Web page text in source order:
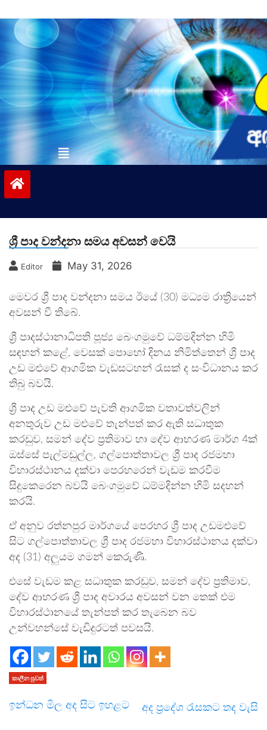
to
contentvinivida.lk
ශ්‍රී පාද වන්දනා සමය අවසන් වෙයි
Editor May 31, 2026
මෙවර ශ්‍රී පාද වන්දනා සමය ඊයේ (30) මධ්‍යම රාත්‍රියෙන්
අවසන් වී තිබේ.
ශ්‍රී පාදස්ථානාධිපති පූජ්‍ය බෙංගමුවේ ධම්මදින්න හිමි
සඳහන් කළේ, වෙසක් පොහෝ දිනය නිමිත්තෙන් ශ්‍රී පාද
උඩ මළුවේ ආගමික වැඩසටහන් රැසක් ද සංවිධානය කර
තිබු බවයි.
ශ්‍රී පාද උඩ මළුවේ පැවති ආගමික වතාවත්වලින්
අනතුරුව උඩ මළුවේ තැන්පත් කර ඇති සධාතුක
කරඩුව, සමන් දේව ප්‍රතිමාව හා දේව ආභරණ මාර්ග 4ක්
ඔස්සේ පැල්මඩුල්ල, ගල්පොත්තාවල ශ්‍රී පාද රජමහා
විහාරස්ථානය දක්වා පෙරහරෙන් වැඩම කරවීම
සිදුකෙරෙන බවයි බෙංගමුවේ ධම්මදින්න හිමි සදහන්
කරයි.
ඒ අනුව රත්නපුර මාර්ගයේ පෙරහර ශ්‍රී පාද උඩමළුවේ
සිට ගල්පොත්තාවල ශ්‍රී පාද රජමහා විහාරස්ථානය දක්වා
අද (31) අලුයම ගමන් කෙරුණි.
එසේ වැඩම කළ සධාතුක කරඩුව, සමන් දේව ප්‍රතිමාව,
දේව ආභරණ ශ්‍රී පාද අවාරය අවසන් වන තෙක් එම
විහාරස්ථානයේ තැන්පත් කර තැබෙන බව
උන්වහන්සේ වැඩිදුරටත් පවසයි.
කාලීන පුවත්
ඉන්ධන මිල අද සිට ඉහළට අද ප්‍රදේශ රැසකට තද වැසි